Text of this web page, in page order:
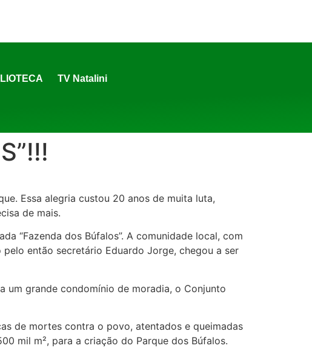
TV Natalini
Essa alegria custou 20 anos de muita luta,
de mais.
“Fazenda dos Búfalos”. A comunidade local, com
então secretário Eduardo Jorge, chegou a ser
um grande condomínio de moradia, o Conjunto
de mortes contra o povo, atentados e queimadas
mil m², para a criação do Parque dos Búfalos.